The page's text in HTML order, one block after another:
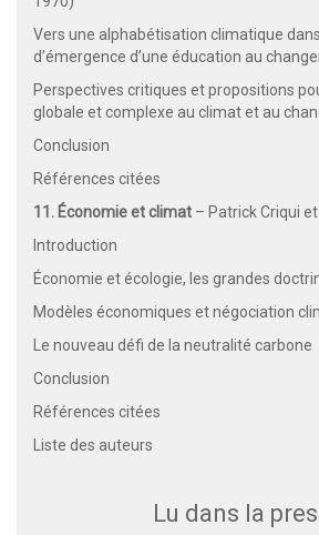
Vers une alphabétisation climatique
d’émergence d’une éducation au
Perspectives critiques et propositions
globale et complexe au climat et au
Conclusion
Références citées
11. Économie et climat – Patrick Criqui
Introduction
Économie et écologie, les grandes
Modèles économiques et négociation
Le nouveau défi de la neutralité carbone
Conclusion
Références citées
Liste des auteurs
Lu dans la